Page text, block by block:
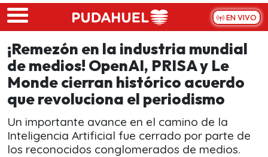
Skip to main content
EN VIVO
¡Remezón en la industria mundial
de medios! OpenAI, PRISA y Le
Monde cierran histórico acuerdo
que revoluciona el periodismo
Un importante avance en el camino de la
Inteligencia Artificial fue cerrado por parte de
los reconocidos conglomerados de medios.